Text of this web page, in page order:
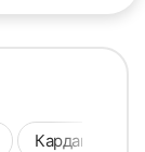
Карданное